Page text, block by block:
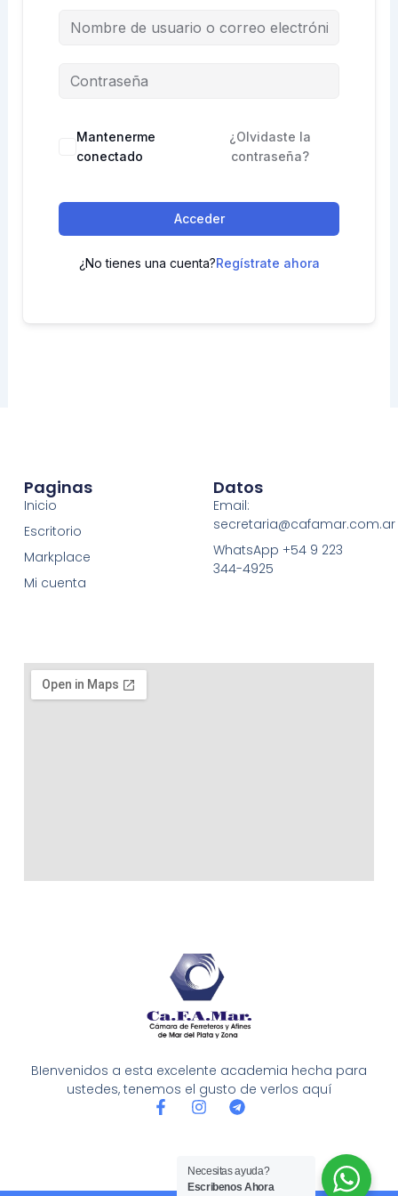
Mantenerme
conectado
¿Olvidaste la
contraseña?
Acceder
¿No tienes una cuenta?Regístrate ahora
BIenvenidos a esta excelente academia hecha para
ustedes, tenemos el gusto de verlos aquí
F
I
a
g
T
g
r
Paginas
Inicio
Escritorio
Markplace
Mi cuenta
Datos
Email:
secretaria@cafamar.com.ar
WhatsApp +54 9 223
344-4925
Necesitas ayuda?
Escribenos Ahora